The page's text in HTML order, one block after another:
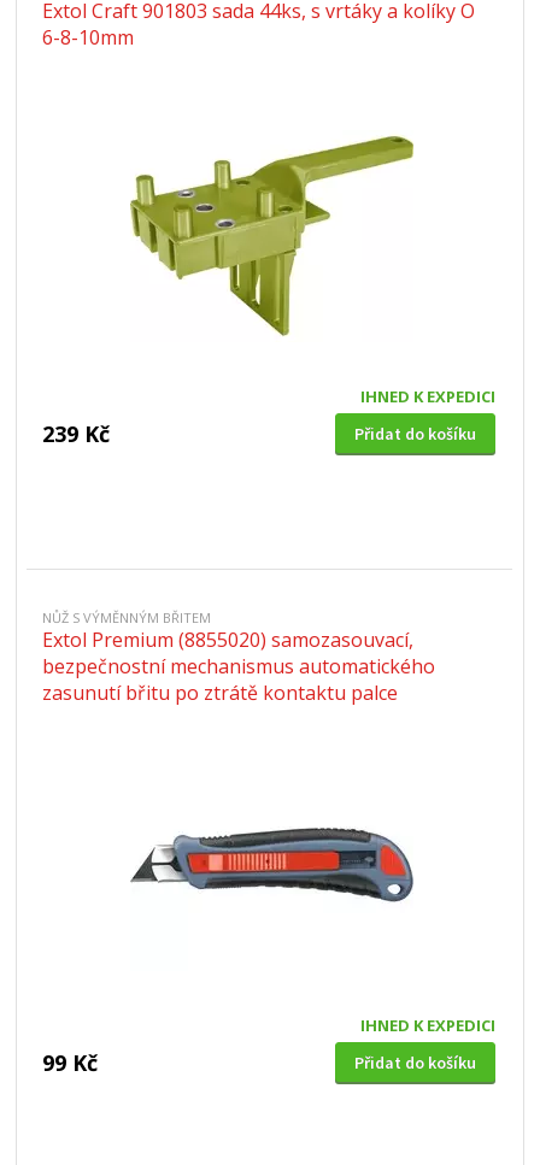
Extol Craft 901803 sada 44ks, s vrtáky a kolíky O
6-8-10mm
IHNED K EXPEDICI
239 Kč Přidat do košíku
NŮŽ S VÝMĚNNÝM BŘITEM
Extol Premium (8855020) samozasouvací,
bezpečnostní mechanismus automatického
zasunutí břitu po ztrátě kontaktu palce
IHNED K EXPEDICI
99 Kč Přidat do košíku